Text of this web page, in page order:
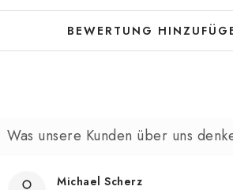
BEWERTUNG
Michael Scherz